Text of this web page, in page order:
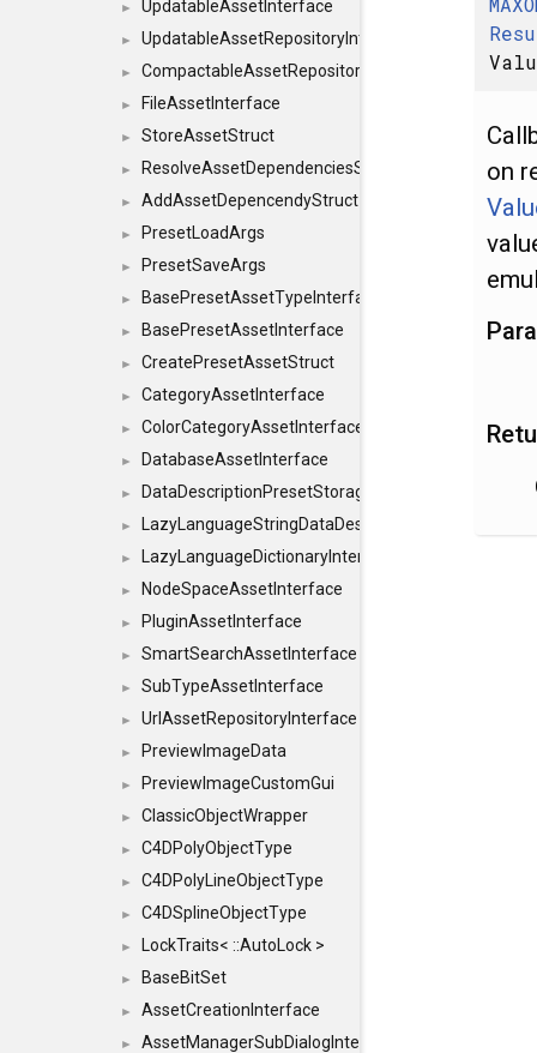
► UpdatableAssetInterface
► UpdatableAssetRepositoryInterface
► CompactableAssetRepositoryInterface
► FileAssetInterface
► StoreAssetStruct
► ResolveAssetDependenciesStruct
► AddAssetDepencendyStruct
► PresetLoadArgs
► PresetSaveArgs
► BasePresetAssetTypeInterface
► BasePresetAssetInterface
► CreatePresetAssetStruct
► CategoryAssetInterface
► ColorCategoryAssetInterface
► DatabaseAssetInterface
► DataDescriptionPresetStorageInterface
►
► LazyLanguageDictionaryInterface
► NodeSpaceAssetInterface
► PluginAssetInterface
► SmartSearchAssetInterface
► SubTypeAssetInterface
► UrlAssetRepositoryInterface
► PreviewImageData
► PreviewImageCustomGui
► ClassicObjectWrapper
► C4DPolyObjectType
► C4DPolyLineObjectType
► C4DSplineObjectType
► LockTraits< ::AutoLock >
► BaseBitSet
► AssetCreationInterface
► AssetManagerSubDialogInterface
on